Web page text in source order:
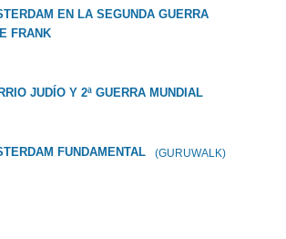
EN LA SEGUNDA GUERRA
FRANK
JUDÍO Y 2ª GUERRA MUNDIAL
FUNDAMENTAL (GURUWALK)